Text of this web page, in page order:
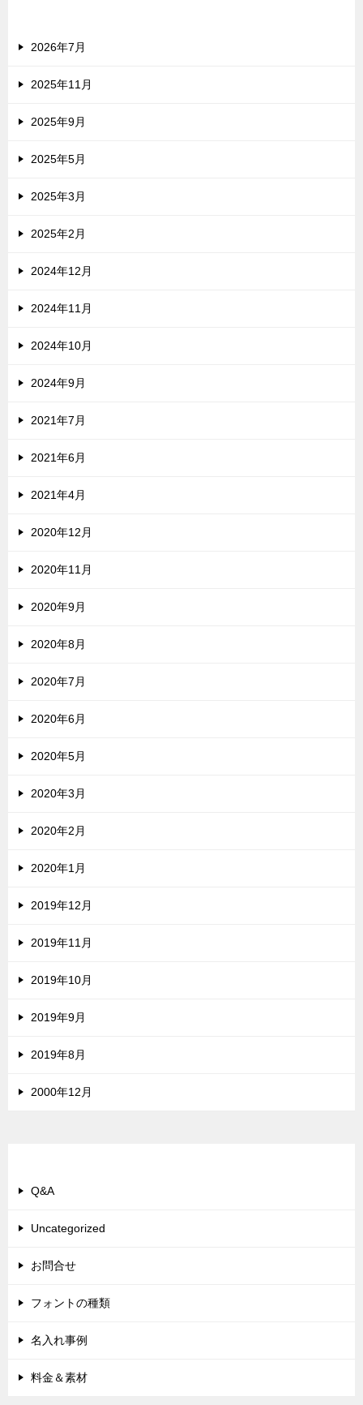
2026年7月
2025年11月
2025年9月
2025年5月
2025年3月
2025年2月
2024年12月
2024年11月
2024年10月
2024年9月
2021年7月
2021年6月
2021年4月
2020年12月
2020年11月
2020年9月
2020年8月
2020年7月
2020年6月
2020年5月
2020年3月
2020年2月
2020年1月
2019年12月
2019年11月
2019年10月
2019年9月
2019年8月
2000年12月
Q&A
Uncategorized
お問合せ
フォントの種類
名入れ事例
料金＆素材